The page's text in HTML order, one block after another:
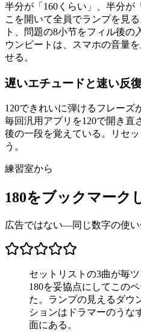
半分が「160くらい」、半分が
こを開いて全員でランプを見
ト、問題の8小节をフィル後
ウンビートは、スマホの音量
せる。
遅いエチュードと速い反
120できれいに弾けるフレーズ
毎回汎用アプリを120で開き直
後の一段を覚えている。リセ
う。
練習室から
180をブックマーク
広告ではない—同じ数字の使い
セットリストの3曲が毎
180を妥協点にしてこの
た。ランプの見えるダウ
ションはドラマーのう
面にある。